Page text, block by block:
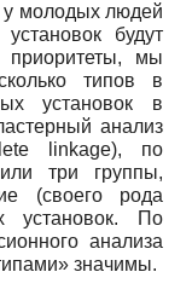
у молодых людей
будут
приоритеты, мы
типов в
установок в
анализ
linkage), по
три группы,
(своего рода
установок. По
анализа
значимы.